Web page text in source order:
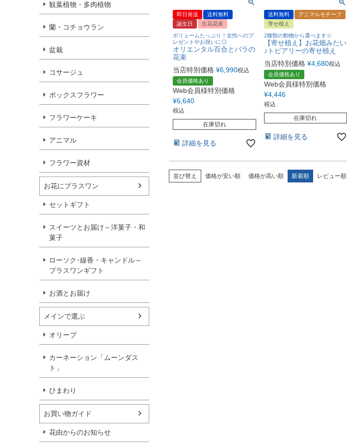
観葉植物・多肉植物
蘭・コチョウラン
盆栽
コサージュ
ボックスフラワー
フラワーケーキ
アニマル
フラワー資材
お花にプラスワン
セットギフト
スイーツとお届け～洋菓子・和
菓子
ローソク･線香・キャンドル～
プラスワンギフト
お酒とお届け
メインで選ぶ
オリーブ
カーネーション「ムーンダス
ト」
ひまわり
お買い物ガイド
花由からのお知らせ
即日発送
送料無料
誕生日
生花花束
ボリュームたっぷり！女性へのプ
レゼントやお祝いに◎
オリエンタル百合とバラの
花束
当店特別価格 ¥6,990税込
会員価格あり
Web会員様特別価格
¥6,640
税込
在庫切れ
詳細を見る
送料無料
アニマルモチーフ
寄せ植え
2種類の動物から選べます☆
【寄せ植え】お花畑みたい
♪トピアリーの寄せ植え
当店特別価格 ¥4,680税込
会員価格あり
Web会員様特別価格
¥4,446
税込
在庫切れ
詳細を見る
並び替え 価格が安い順 価格が高い順 新着順 レビュー順